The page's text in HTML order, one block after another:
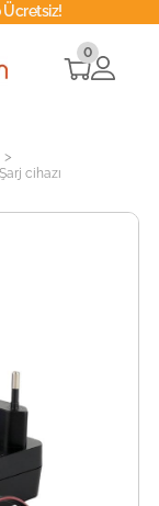
Ücretsiz!
0
>
cihazı